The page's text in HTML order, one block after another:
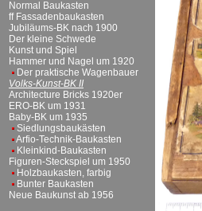
Normal Baukasten
ff Fassadenbaukasten
Jubiläums-BK nach 1900
Der kleine Schwede
Kunst und Spiel
Hammer und Nagel um 1920
Der praktische Wagenbauer
Volks-Kunst-BK II
Architecture Bricks 1920er
ERO-BK um 1931
Baby-BK um 1935
Siedlungsbaukästen
Arfio-Technik-Baukasten
Kleinkind-Baukasten
Figuren-Steckspiel um 1950
Holzbaukasten, farbig
Bunter Baukasten
Neue Baukunst ab 1956